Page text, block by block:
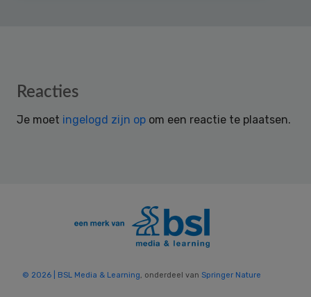
Reader
Reacties
Je moet ingelogd zijn op om een reactie te plaatsen.
© 2026 | BSL Media & Learning, onderdeel van Springer Nature